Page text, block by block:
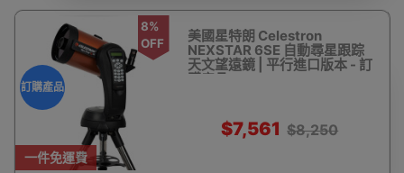
一件免運費
訂購產品
8%
OFF
美國星特朗 Celestron
NEXSTAR 6SE 自動尋星跟踪
天文望遠鏡 | 平行進口版本 - 訂
購產品
$7,561 $8,250